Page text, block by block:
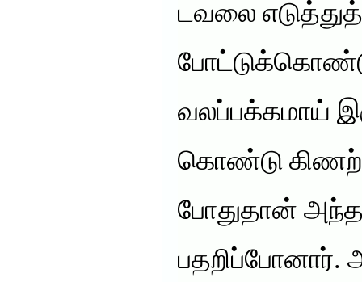
டவலை
வலப்பக்கமாய்
கொண்டு
போதுதான்